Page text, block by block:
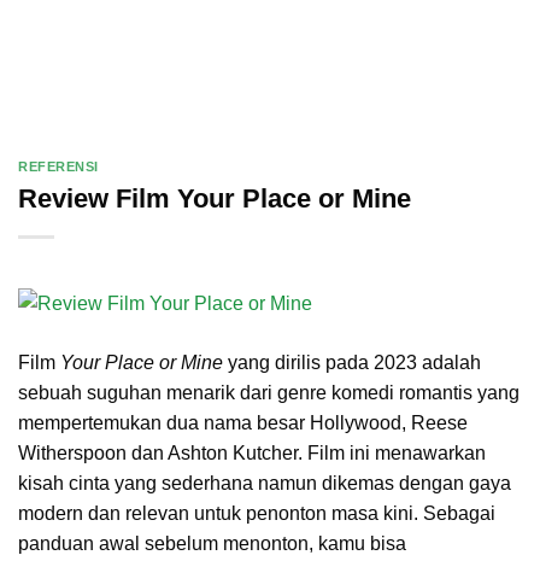
REFERENSI
Review Film Your Place or Mine
Film Your Place or Mine yang dirilis pada 2023 adalah
sebuah suguhan menarik dari genre komedi romantis yang
mempertemukan dua nama besar Hollywood, Reese
Witherspoon dan Ashton Kutcher. Film ini menawarkan
kisah cinta yang sederhana namun dikemas dengan gaya
modern dan relevan untuk penonton masa kini. Sebagai
panduan awal sebelum menonton, kamu bisa